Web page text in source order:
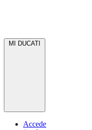
MI DUCATI
Accede